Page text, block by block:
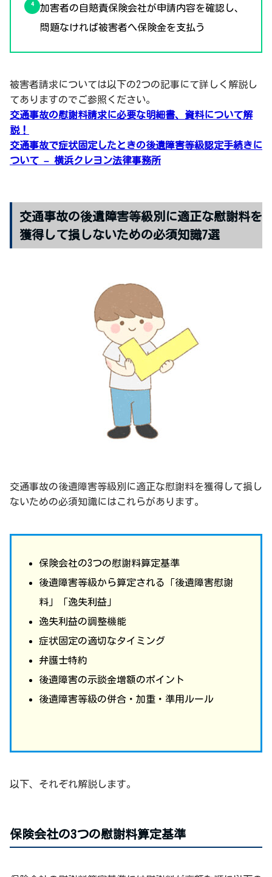
加害者の自賠責保険会社が申請内容を確認し、
問題なければ被害者へ保険金を支払う
被害者請求については以下の2つの記事にて詳しく解説し
てありますのでご参照ください。
交通事故の慰謝料請求に必要な明細書、資料について解
説！
交通事故で症状固定したときの後遺障害等級認定手続きに
ついて – 横浜クレヨン法律事務所
交通事故の後遺障害等級別に適正な慰謝料を
獲得して損しないための必須知識7選
交通事故の後遺障害等級別に適正な慰謝料を獲得して損し
ないための必須知識にはこれらがあります。
保険会社の3つの慰謝料算定基準
後遺障害等級から算定される「後遺障害慰謝
料」「逸失利益」
逸失利益の調整機能
症状固定の適切なタイミング
弁護士特約
後遺障害の示談金増額のポイント
後遺障害等級の併合・加重・準用ルール
以下、それぞれ解説します。
保険会社の3つの慰謝料算定基準